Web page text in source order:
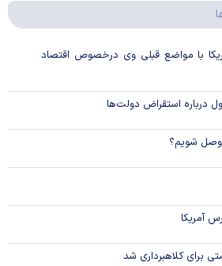
با مواضع قبلی وی درخصوص اقتصاد
درباره استقراض دولت‌ها
وصل شویم؟
آمریکا
برای کلاهبرداری شد